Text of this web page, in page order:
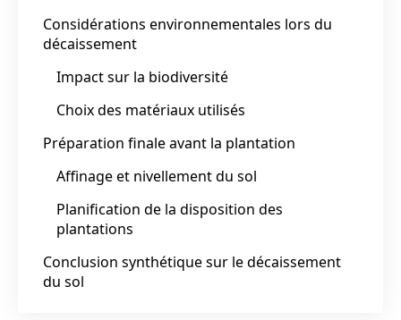
Considérations environnementales lors du
décaissement
Impact sur la biodiversité
Choix des matériaux utilisés
Préparation finale avant la plantation
Affinage et nivellement du sol
Planification de la disposition des
plantations
Conclusion synthétique sur le décaissement
du sol